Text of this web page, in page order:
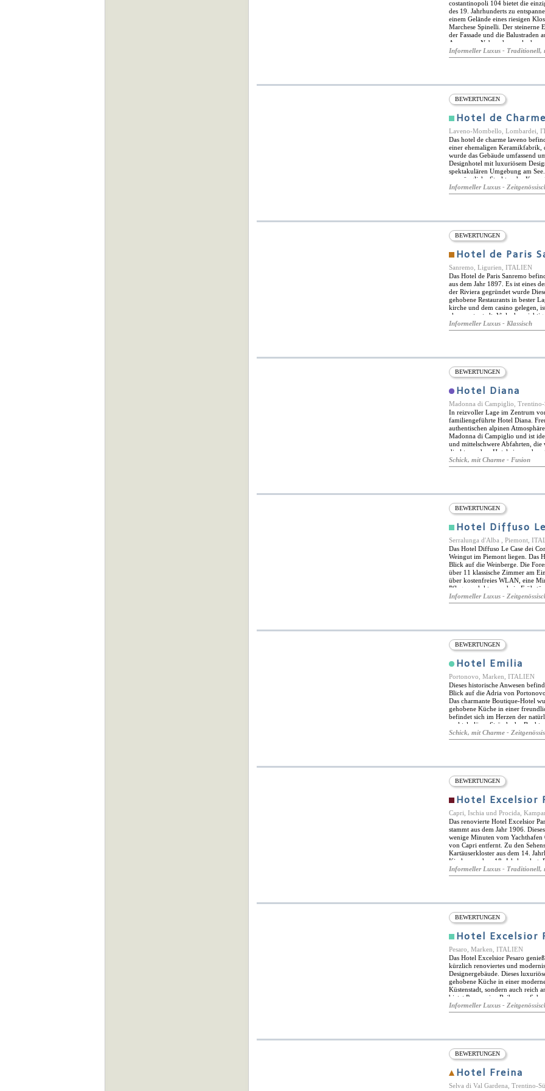
prächtigen, mit Marmor
Badewannen, Bademäntel und
costantinopoli 104 bietet die
des 19. Jahrhunderts zu
einem Gelände eines riesigen
Marchese Spinelli. Der steinerne
der Fassade und die Balustraden
Anwesens. Neben dem
jahrhundertealten Bäumen, ist
Neapel. Unter einem alten
Informeller Luxus - Traditionell,
BEWERTUNGEN
Hotel de
Laveno-Mombello, Lombardei,
Das hotel de charme laveno
einer ehemaligen Keramikfabrik,
wurde das Gebäude umfassend
Designhotel mit luxuriösem
spektakulären Umgebung am
ursprüngliche Struktur der
vielen einzigartigen Funktionen,
erinnert auch an die geschichte
restaurant richard-ginori-
illustrative tafeln gezeigt
Outdoor-Aktivitäten am und um
Außenpool bietet das Hotel
Solarium, Saunen und einem voll
Restaurant antica ceramica, das
Einheimischen und Gästen
Atmosphäre am See. Liebe zum
Service sorgen für fantastische
Informeller Luxus -
BEWERTUNGEN
Hotel de Paris
Sanremo, Ligurien, ITALIEN
Das Hotel de Paris Sanremo
aus dem Jahr 1897. Es ist eines
der Riviera gegründet wurde
gehobene Restaurants in bester
kirche und dem casino gelegen,
charmante stadt. Viele der
bequem zu erreichen. Die
Schritte entfernt. Nur einen
Arrangement mit einem
Sonnenschirme sowie einen
Besucher den neu eingeweihten
Hotel gemietet werden. Das
im obersten Stockwerk des
bieten der Chefkoch und sein
dei Fiori. Hier werden köstliche
ligurische Küche sowie
Schwerpunkt liegt auf
Informeller Luxus - Klassisch
BEWERTUNGEN
Hotel Diana
Madonna di Campiglio,
In reizvoller Lage im Zentrum
familiengeführte Hotel Diana.
authentischen alpinen
Madonna di Campiglio und ist
und mittelschwere Abfahrten,
direkt vor dem Hotel ein- und
für die Ausrüstung der Gäste.
Carlo Magno möglich. Im
darunter Wandern und
einen eleganten Speisesaal aus
Menüs auf der Grundlage
speisen zur verfügung steht,
weinkeller genießen können.
etage nutzen, das eine herrliche
Reihe von Einrichtungen und
und ein türkisches Bad.
Schick, mit Charme - Fusion
BEWERTUNGEN
Hotel Diffuso
Serralunga d'Alba , Piemont,
Das Hotel Diffuso Le Case dei
Weingut im Piemont liegen. Das
Blick auf die Weinberge. Die
über 11 klassische Zimmer am
über kostenfreies WLAN, eine
Pflegeprodukten und ein
verfügen über eine Badewanne
Die Superior-Zimmer im Vigna
Außenbereiche wie einen Balkon
Einrichtungen vor Ort, ein Spa
historische Weinkeller und ein
die Welt des Essens und Essens
Informeller Luxus -
BEWERTUNGEN
Hotel Emilia
Portonovo, Marken, ITALIEN
Dieses historische Anwesen
Blick auf die Adria von
Das charmante Boutique-Hotel
gehobene Küche in einer
befindet sich im Herzen der
spektakulären Strände der
Ancona mit seinem geschäftigen
Fährverbindungen zu unzähligen
Viertelstunde. Trotzdem ist das
auf die Bucht und die Adria. Das
italienische Küche und
weitergegeben werden. Ihre
auch eine Kunstgalerie ist, oder
Gärten des Hotels Emilia werden
Jazzkonzerte mit national und
Schick, mit Charme -
BEWERTUNGEN
Hotel Excelsior
Capri, Ischia und Procida,
Das renovierte Hotel Excelsior
stammt aus dem Jahr 1906.
wenige Minuten vom
von Capri entfernt. Zu den
Kartäuserkloster aus dem 14.
Kirche aus dem 18. Jahrhundert.
Shuttleservice nach Capri und
komfortable Eleganz und
und Smart-TV. Die meisten
Hotelgarten. Das Frühstück
verfügen über einen eigenen
sowie ein hydro-massage-pool
Aktivitäten wie Kochkurse,
festliche Anlässe von bis zu 30
Informeller Luxus - Traditionell,
BEWERTUNGEN
Hotel Excelsior
Pesaro, Marken, ITALIEN
Das Hotel Excelsior Pesaro
kürzlich renoviertes und
Designergebäude. Dieses
gehobene Küche in einer
Küstenstadt, sondern auch reich
bietet Pesaro eine Reihe von
Ducale aus dem 15. Jahrhundert
Gioachino Rossini beherbergt
gewidmet ist. Das Opernfestival
die die nähere Umgebung
Sehenswürdigkeiten und
Pesaro beherbergt das
mit frischen Meeresfrüchten,
zubereiten. Das Bistro bietet
Loungebar mit Snacks und
Spa- und Wellnesscenter nutzen,
Informeller Luxus -
BEWERTUNGEN
Hotel Freina
Selva di Val Gardena, Trentino-